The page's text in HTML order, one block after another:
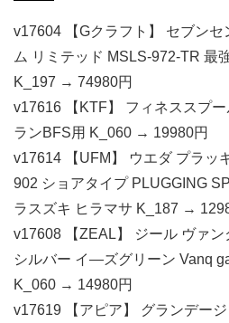
v17604 【Gクラフト】 セブン
ム リミテッド MSLS-972-TR 最
K_197 → 74980円
v17616 【KTF】 フィネススプ
ランBFS用 K_060 → 19980円
v17614 【UFM】 ウエダ プラッ
902 ショアタイプ PLUGGING
ラスズキ ヒラマサ K_187 →
v17608 【ZEAL】 ジール ヴァ
シルバー イ―ズグリーン Vanq
K_060 → 14980円
v17619 【アピア】 グランデー